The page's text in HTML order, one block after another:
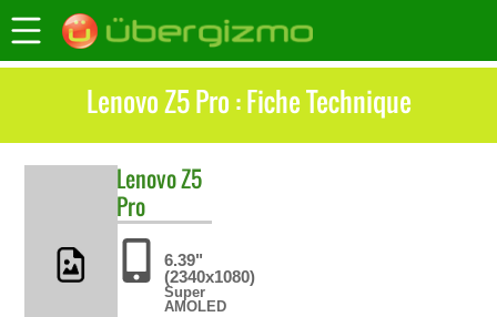
Lenovo Z5 Pro : Fiche Technique
LenovoZ5
Pro
6.39"
(2340x1080)
Super
AMOLED